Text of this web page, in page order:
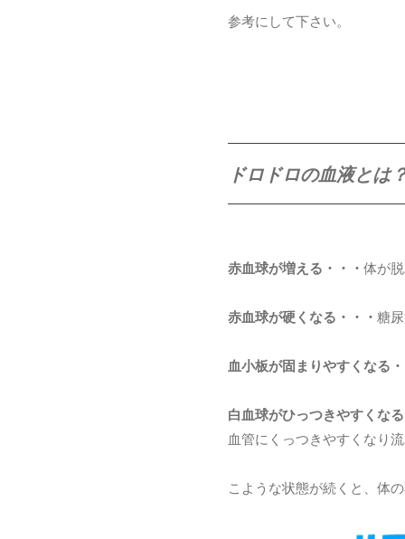
参考にして下さい。
ドロドロの血液とは
赤血球が増える・・・ 体が
赤血球が硬くなる・・・ 糖
血小板が固まりやすくなる
白血球がひっつきやすくな
血管にくっつきやすくなり
こような状態が続くと、体